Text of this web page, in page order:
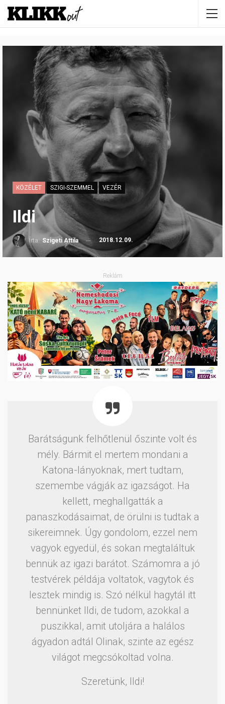
KÖZÉLET SZIGI-SZEMMEL VEZÉR
Ildi
Írta: Szigeti Attila 2018.12.09.
Reklám
Barátságunk felhőtlenül őszinte volt és
mély. Bármit el mertem mondani a
Katona-lányoknak, mert tudtam,
szemembe vágják az igazságot. Ha
kellett, meghallgatták a
panaszkodásaimat, de örülni is tudtak a
sikereimnek. Úgy gondolom, ezzel nem
vagyok egyedül, és sokan megtaláltuk
bennük az igazi barátot. Számomra a jó
testvérek példája voltatok, vagytok és
lesztek mindig is. Szó nélkül hagytál itt
bennünket Ildi, de tudom, azokkal a
puszikkal, amit utoljára a halálos
ágyadon adtál Olinak, szinte az egész
világot megcsókoltad volna.
Szeretünk, Ildi!